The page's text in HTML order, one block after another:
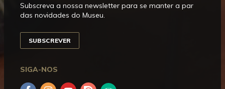
Subscreva a nossa newsletter para se manter a par
das novidades do Museu.
SUBSCREVER
SIGA-NOS
FacebookInstagramYouTube
Issuu Trip